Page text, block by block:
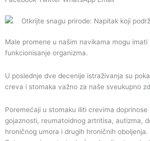
Male promene u našim navikama mogu
funkcionisanje organizma.
U poslednje dve decenije istraživanja su
creva i stomaka važno za naše sveukupno
Poremećaji u stomaku iliti crevima doprinose
gojaznosti, reumatoidnog artritisa, autizma,
hroničnog umora i drugih hroničnih oboljenja.